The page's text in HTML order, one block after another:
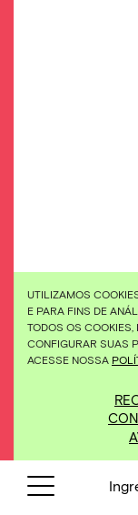
UTILIZAMOS
E PARA FINS DE
TODOS OS
CONFIGURAR SUAS
ACESSE NOSSA
Cadastre-se